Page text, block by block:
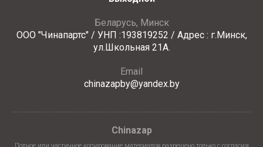
Беларусь, Минск
ООО "Чинапартс" / УНП :193819252 / Адрес : г.Минск,
ул.Школьная 21А.
Email
chinazapby@yandex.by
Chinazap